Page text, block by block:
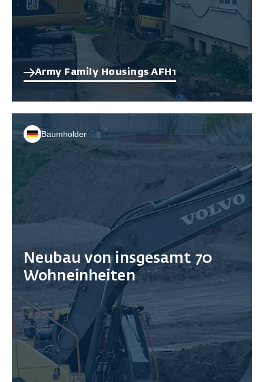
Army Family Housings AFH1
Baumholder
Neubau von insgesamt 70
Wohneinheiten